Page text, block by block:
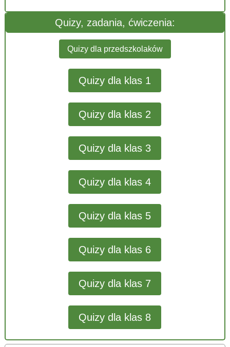
Quizy, zadania, ćwiczenia:
Quizy dla przedszkolaków
Quizy dla klas 1
Quizy dla klas 2
Quizy dla klas 3
Quizy dla klas 4
Quizy dla klas 5
Quizy dla klas 6
Quizy dla klas 7
Quizy dla klas 8